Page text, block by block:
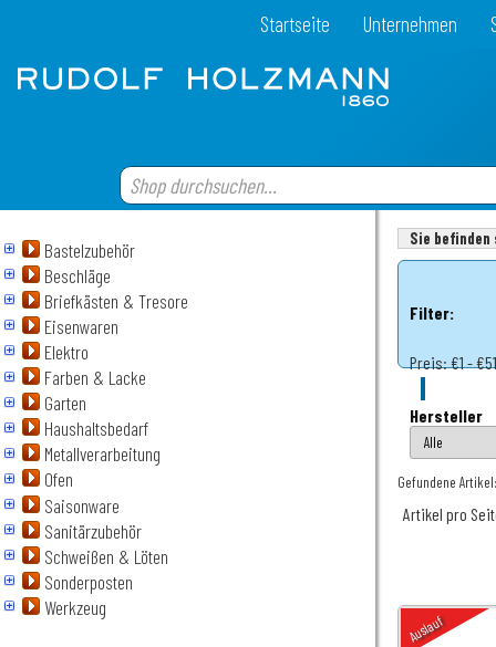
Startseite Unternehmen
Bastelzubehör
Beschläge
Briefkästen & Tresore
Eisenwaren
Elektro
Farben & Lacke
Garten
Haushaltsbedarf
Metallverarbeitung
Ofen
Saisonware
Sanitärzubehör
Schweißen & Löten
Sonderposten
Werkzeug
Sie
Filter:
Preis:€1 -
Hersteller
Gefundene
Artikel pro
Auslauf